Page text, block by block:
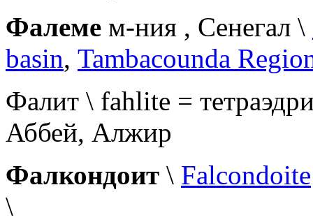
Фалеме м-ния , Сенегал \
basin, Tambacounda
Фалит \ fahlite =
Аббей, Алжир
Фалкондоит \ Falcondoite
\